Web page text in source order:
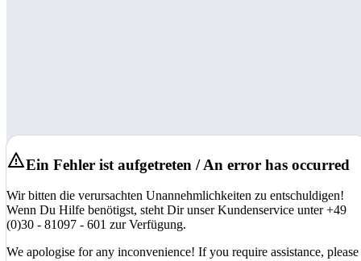
Ein Fehler ist aufgetreten / An error has occurred
Wir bitten die verursachten Unannehmlichkeiten zu entschuldigen!
Wenn Du Hilfe benötigst, steht Dir unser Kundenservice unter +49
(0)30 - 81097 - 601 zur Verfügung.
We apologise for any inconvenience! If you require assistance, please